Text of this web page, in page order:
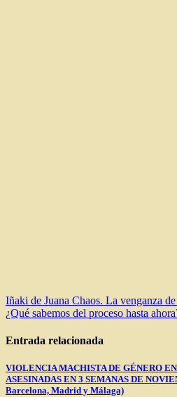
Navegación
de
entradas
Iñaki de Juana Chaos. La venganza
¿Qué sabemos del proceso hasta
Entrada relacionada
VIOLENCIA MACHISTA DE GÉNERO
ASESINADAS EN 3 SEMANAS DE
Barcelona, Madrid y Málaga)